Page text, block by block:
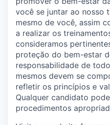
você se juntar ao nosso
mesmo de você, assim
a realizar os
consideramos
proteção do bem-estar
responsabilidade de
mesmos devem se
refletir os princípios e
Qualquer candidato
procedimentos